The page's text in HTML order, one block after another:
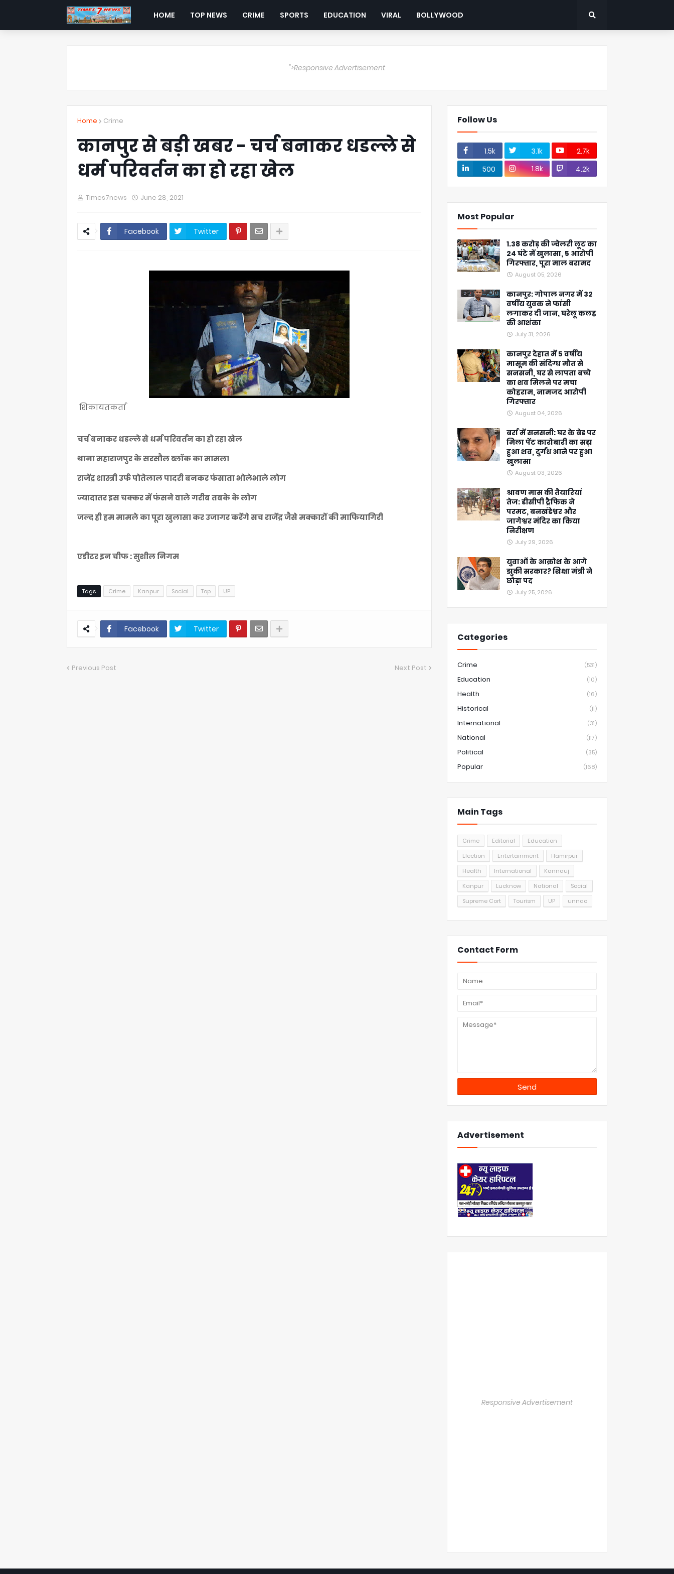
HOME TOP NEWS CRIME SPORTS EDUCATION VIRAL BOLLYWOOD
">Responsive Advertisement
Home Crime
कानपुर से बड़ी खबर - चर्च बनाकर धडल्ले से
धर्म परिवर्तन का हो रहा खेल
Times7news June 28, 2021
Facebook Twitter
शिकायतकर्ता
चर्च बनाकर धडल्ले से धर्म परिवर्तन का हो रहा खेल
थाना महाराजपुर के सरसौल ब्लॉक का मामला
राजेंद्र शास्त्री उर्फ पोतेलाल पादरी बनकर फंसाता भोलेभाले लोग
ज्यादातर इस चक्कर में फंसने वाले गरीब तबके के लोग
जल्द ही हम मामले का पूरा खुलासा कर उजागर करेंगे सच राजेंद्र जैसे मक्कारों की माफियागिरी
एडीटर इन चीफ : सुशील निगम
Tags Crime Kanpur Social Top UP
Facebook Twitter
Previous Post Next Post
Follow Us
1.5k 3.1k
2.7k
500
1.8k 4.2k
Most Popular
1.38 करोड़ की ज्वेलरी लूट का
24 घंटे में खुलासा, 5 आरोपी
गिरफ्तार, पूरा माल बरामद
August 05, 2026
कानपुर: गोपाल नगर में 32
वर्षीय युवक ने फांसी
लगाकर दी जान, घरेलू कलह
की आशंका
July 31, 2026
कानपुर देहात में 5 वर्षीय
मासूम की संदिग्ध मौत से
सनसनी, घर से लापता बच्चे
का शव मिलने पर मचा
कोहराम, नामजद आरोपी
गिरफ्तार
August 04, 2026
बर्रा में सनसनी: घर के बेड पर
मिला पेंट कारोबारी का सड़ा
हुआ शव, दुर्गंध आने पर हुआ
खुलासा
August 03, 2026
श्रावण मास की तैयारियां
तेज: डीसीपी ट्रैफिक ने
परमट, बनखंडेश्वर और
जागेश्वर मंदिर का किया
निरीक्षण
July 29, 2026
युवाओं के आक्रोश के आगे
झुकी सरकार? शिक्षा मंत्री ने
छोड़ा पद
July 25, 2026
Categories
Crime (531)
Education (10)
Health (16)
Historical (11)
International (31)
National (117)
Political (35)
Popular (168)
Main Tags
Crime Editorial
Education
Election
Entertainment
Hamirpur
Health
International
Kannauj
Kanpur
Lucknow National
Social
Supreme Cort
Tourism UP unnao
Contact Form
Advertisement
Responsive Advertisement